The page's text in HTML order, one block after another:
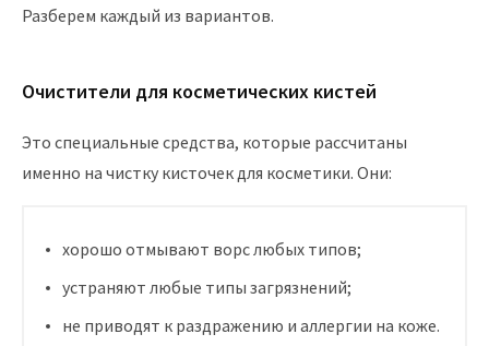
Разберем каждый из вариантов.
Очистители для косметических кистей
Это специальные средства, которые рассчитаны
именно на чистку кисточек для косметики. Они:
хорошо отмывают ворс любых типов;
устраняют любые типы загрязнений;
не приводят к раздражению и аллергии на коже.